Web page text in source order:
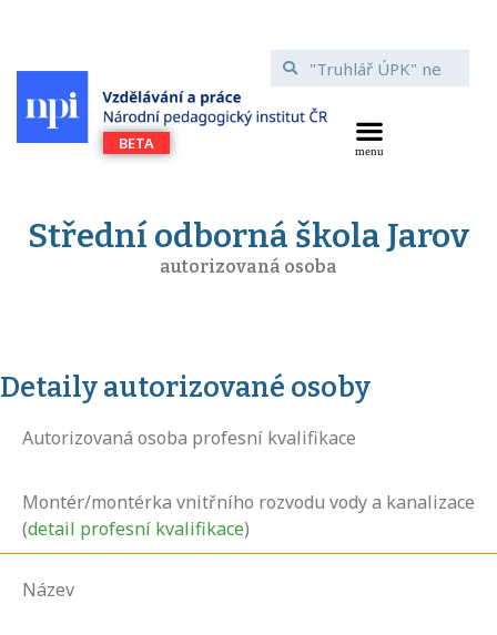
Střední odborná škola Jarov
autorizovaná osoba
Detaily autorizované osoby
Autorizovaná osoba profesní kvalifikace
Montér/montérka vnitřního rozvodu vody a kanalizace
(detail profesní kvalifikace)
Název